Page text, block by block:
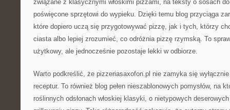
związane z klasycznymi włoskimi pizzami, na teksty o sosach
poświęcone sprzętowi do wypieku. Dzięki temu blog przyciąga
które dopiero uczą się przygotowywać pizzę, jak i tych, którzy
ciasta albo lepiej zrozumieć, co odróżnia pizzę rzymską. To
użytkowy, ale jednocześnie pozostaje lekki w odbiorze.
Warto podkreślić, że pizzeriasaxofon.pl nie zamyka się
receptur. To również blog pełen nieszablonowych pomysłów, na
roślinnych odsłonach włoskiej klasyki, o nietypowych